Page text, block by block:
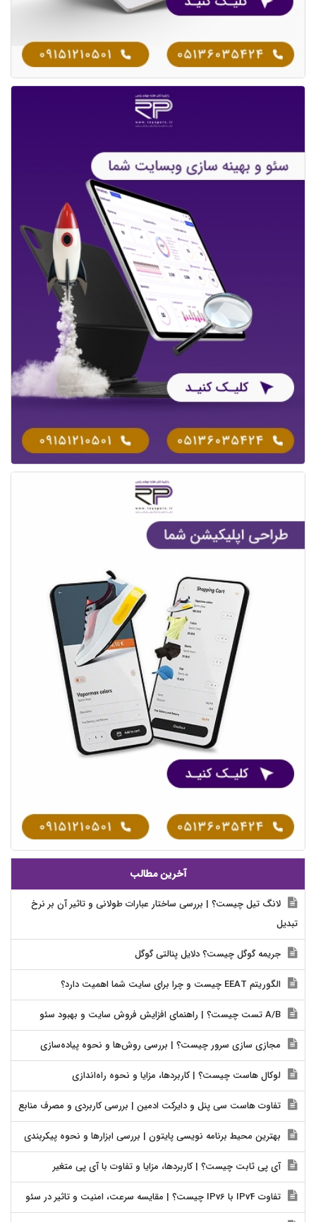
آخرین مطالب
لانگ تیل چیست؟ | بررسی ساختار عبارات طولانی و تاثیر آن بر نرخ
تبدیل
جریمه گوگل چیست؟ دلایل پنالتی گوگل
الگوریتم EEAT چیست و چرا برای سایت شما اهمیت دارد؟
مجازی سازی سرور چیست؟ | بررسی روش‌ها و نحوه پیاده‌سازی
لوکال هاست چیست؟ | کاربردها، مزایا و نحوه راه‌اندازی
تفاوت هاست سی پنل و دایرکت ادمین | بررسی کاربردی و مصرف منابع
بهترین محیط برنامه نویسی پایتون | بررسی ابزارها و نحوه پیکربندی
آی پی ثابت چیست؟ | کاربردها، مزایا و تفاوت با آی پی متغیر
تفاوت IPv4 با IPv6 چیست؟ | مقایسه سرعت، امنیت و تاثیر در سئو